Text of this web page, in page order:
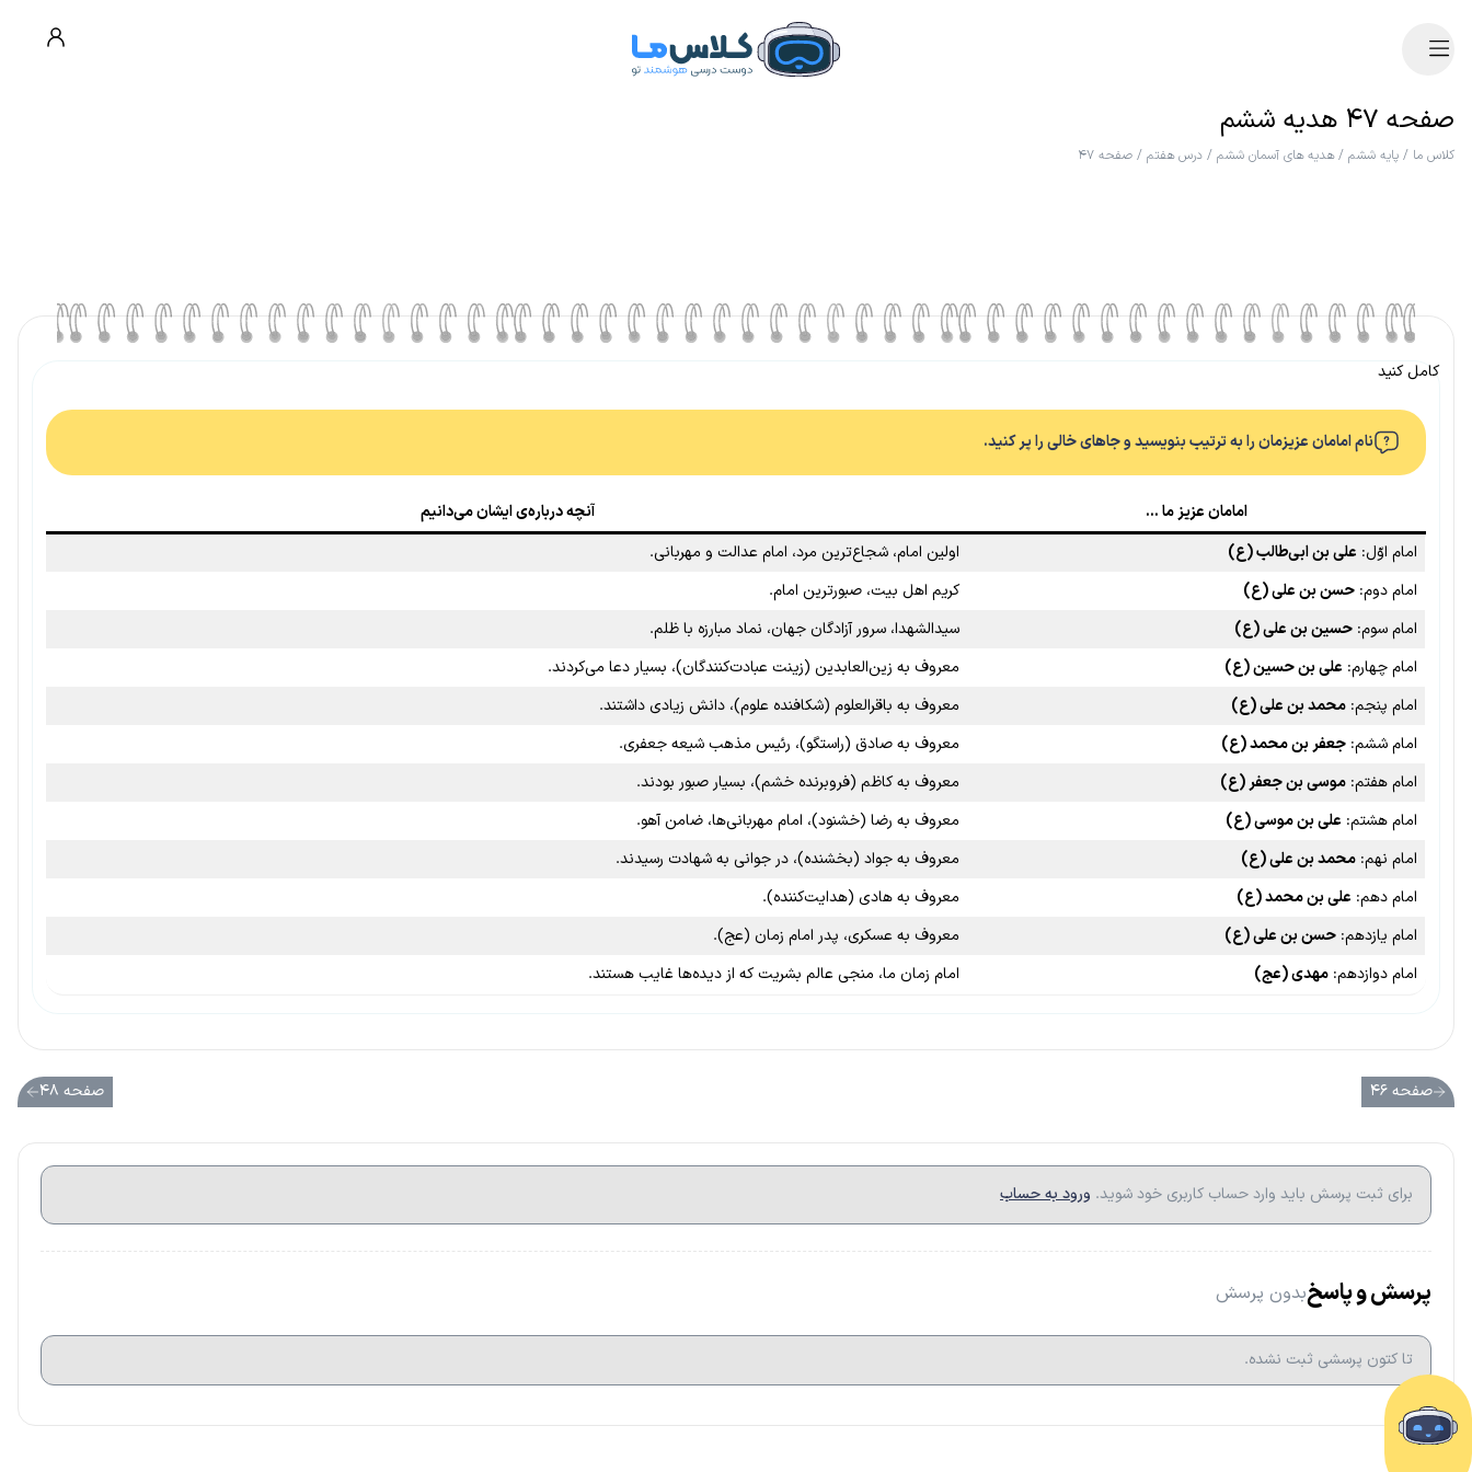
صفحه ۴۷ هدیه ششم
کلاس ما / پایه ششم /هدیه های آسمان ششم / درس هفتم / صفحه ۴۷
کامل کنید
نام امامان عزیزمان را به ترتیب بنویسید و جاهای خالی را پر کنید.
امامان عزیز ما …
آنچه درباره‌ی ایشان می‌دانیم
امام اوّل: علی بن ابی‌طالب (ع)
اولین امام، شجاع‌ترین مرد، امام عدالت و مهربانی.
امام دوم: حسن بن علی (ع)
کریم اهل بیت، صبورترین امام.
امام سوم: حسین بن علی (ع)
سیدالشهدا، سرور آزادگان جهان، نماد مبارزه با ظلم.
امام چهارم: علی بن حسین (ع)
معروف به زین‌العابدین (زینت عبادت‌کنندگان)، بسیار دعا می‌کردند.
امام پنجم: محمد بن علی (ع)
معروف به باقرالعلوم (شکافنده علوم)، دانش زیادی داشتند.
امام ششم: جعفر بن محمد (ع)
معروف به صادق (راستگو)، رئیس مذهب شیعه جعفری.
امام هفتم: موسی بن جعفر (ع)
معروف به کاظم (فروبرنده خشم)، بسیار صبور بودند.
امام هشتم: علی بن موسی (ع)
معروف به رضا (خشنود)، امام مهربانی‌ها، ضامن آهو.
امام نهم: محمد بن علی (ع)
معروف به جواد (بخشنده)، در جوانی به شهادت رسیدند.
امام دهم: علی بن محمد (ع)
معروف به هادی (هدایت‌کننده).
امام یازدهم: حسن بن علی (ع)
معروف به عسکری، پدر امام زمان (عج).
امام دوازدهم: مهدی (عج) امام زمان ما، منجی عالم بشریت که از دیده‌ها غایب هستند.
صفحه ۴۶ صفحه ۴۸
برای ثبت پرسش باید وارد حساب کاربری خود شوید. ورود به حساب
پرسش و پاسخبدون پرسش
تا کتون پرسشی ثبت نشده.